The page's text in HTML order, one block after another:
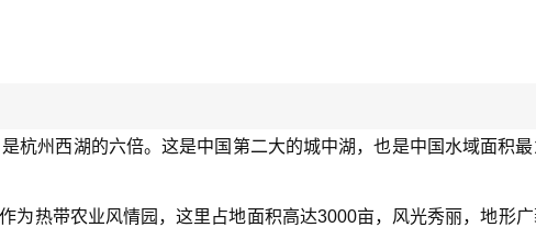
杭州西湖的六倍。这是中国第二大的城中湖，也是中国水域面积
为热带农业风情园，这里占地面积高达3000亩，风光秀丽，地形